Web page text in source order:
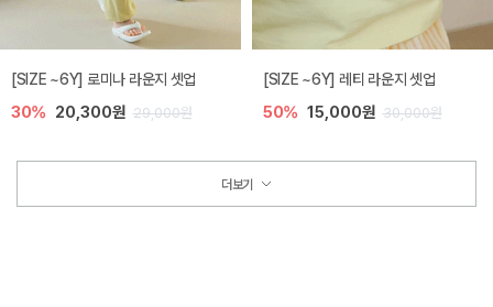
[SIZE ~6Y] 로미나 라운지 셋업
30% 20,300원 29,000원
[SIZE ~6Y] 레티 라운지 셋업
50% 15,000원 30,000원
더보기